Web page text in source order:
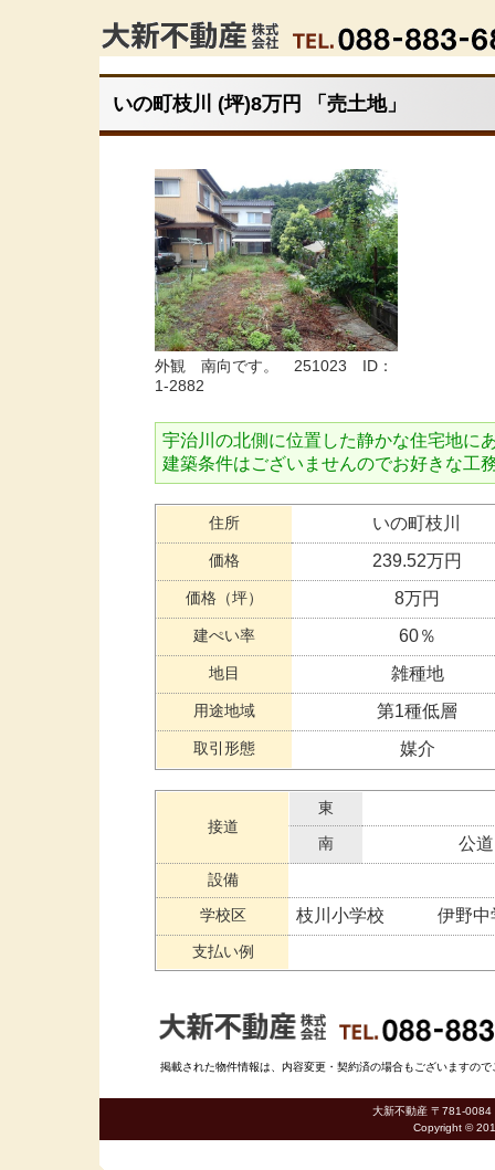
いの町枝川 (坪)8万円 「売土地」
外観 南向です。 251023 ID：
1-2882
宇治川の北側に位置した静かな住宅地
建築条件はございませんのでお好きな工
住所 いの町枝川
価格 239.52万円
価格（坪） 8万円
建ぺい率 60％
地目 雑種地
用途地域 第1種低層
取引形態 媒介
接道
東
南
公
設備
学校区
枝川小学校 伊野中
支払い例
掲載された物件情報は、内容変更・契約済の場合もございますの
大新不動産 〒781-
Copyright ©